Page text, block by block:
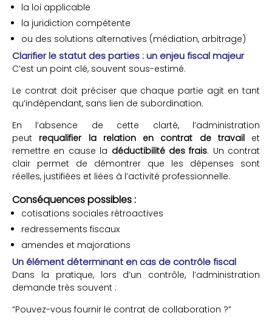
la loi applicable
la juridiction compétente
ou des solutions alternatives (médiation, arbitrage)
Clarifier le statut des parties : un enjeu fiscal majeur
C’est un point clé, souvent sous-estimé.
Le contrat doit préciser que chaque partie agit en tant
qu’indépendant, sans lien de subordination.
En l’absence de cette clarté, l’administration
peut requalifier la relation en contrat de travailet
remettre en cause la déductibilité des frais. Un contrat
clair permet de démontrer que les dépenses sont
réelles, justifiées et liées à l’activité professionnelle.
Conséquences possibles :
cotisations sociales rétroactives
redressements fiscaux
amendes et majorations
Un élément déterminant en cas de contrôle fiscal
Dans la pratique, lors d’un contrôle, l’administration
demande très souvent :
“Pouvez-vous fournir le contrat de collaboration ?”